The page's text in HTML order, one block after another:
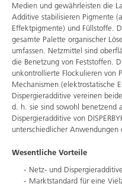
Medien und gewährleisten die
Additive stabilisieren Pigmente
Effektpigmente) und Füllstoffe.
gesamte Palette organischer
umfassen. Netzmittel sind
die Benetzung von Feststoffen.
unkontrollierte Flockulieren von
Mechanismen (elektrostatische
Dispergieradditive vereinen
d. h. sie sind sowohl benetzend
Dispergieradditive von
unterschiedlicher Anwendungen
Wesentliche Vorteile
Netz- und Dispergieradditive
Marktstandard für eine